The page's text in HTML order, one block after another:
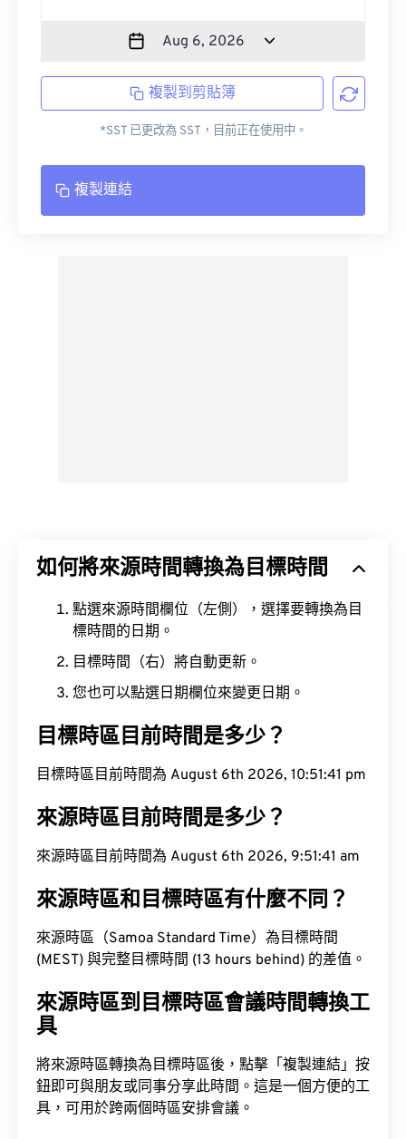
複製到剪貼簿
*SST 已更改為 SST，目前正在使用中。
複製連結
如何將來源時間轉換為目標時間
點選來源時間欄位（左側），選擇要轉換為目
標時間的日期。
目標時間（右）將自動更新。
您也可以點選日期欄位來變更日期。
目標時區目前時間是多少？
目標時區目前時間為 August 6th 2026, 10:51:41 pm
來源時區目前時間是多少？
來源時區目前時間為 August 6th 2026, 9:51:41 am
來源時區和目標時區有什麼不同？
來源時區（Samoa Standard Time）為目標時間
(MEST) 與完整目標時間 (13 hours behind) 的差值。
來源時區到目標時區會議時間轉換工
具
將來源時區轉換為目標時區後，點擊「複製連結」按
鈕即可與朋友或同事分享此時間。這是一個方便的工
具，可用於跨兩個時區安排會議。